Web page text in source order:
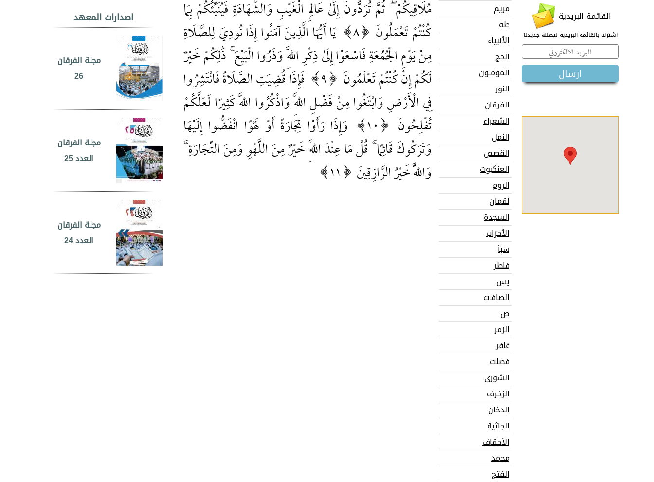
القائمة البريدية
اشترك بالقائمة البريدية ليصلك جديدنا
مريم
طه
الأنبياء
الحج
المؤمنون
النور
الفرقان
الشعراء
النمل
القصص
العنكبوت
الروم
لقمان
السجدة
الأحزاب
سبأ
فاطر
يس
الصافات
ص
الزمر
غافر
فصلت
الشورى
الزخرف
الدخان
الجاثية
الأحقاف
محمد
الفتح
مُلَاقِيكُمْ ۖ ثُمَّ تُرَدُّونَ إِلَىٰ عَالِمِ الْغَيْبِ وَالشَّهَادَةِ فَيُنَبِّئُكُمْ بِمَا
كُنْتُمْ تَعْمَلُونَ
8
يَا أَيُّهَا الَّذِينَ آمَنُوا إِذَا نُودِيَ لِلصَّلَاةِ
مِنْ يَوْمِ الْجُمُعَةِ فَاسْعَوْا إِلَىٰ ذِكْرِ اللَّهِ وَذَرُوا الْبَيْعَ ۚ ذَٰلِكُمْ خَيْرٌ
لَكُمْ إِنْ كُنْتُمْ تَعْلَمُونَ
9
فَإِذَا قُضِيَتِ الصَّلَاةُ فَانْتَشِرُوا
فِي الْأَرْضِ وَابْتَغُوا مِنْ فَضْلِ اللَّهِ وَاذْكُرُوا اللَّهَ كَثِيرًا لَعَلَّكُمْ
تُفْلِحُونَ
10
وَإِذَا رَأَوْا تِجَارَةً أَوْ لَهْوًا انْفَضُّوا إِلَيْهَا
وَتَرَكُوكَ قَائِمًا ۚ قُلْ مَا عِنْدَ اللَّهِ خَيْرٌ مِنَ اللَّهْوِ وَمِنَ التِّجَارَةِ ۚ
وَاللَّهُ خَيْرُ الرَّازِقِينَ
11
اصدارات المعهد
مجلة الفرقان
26
مجلة الفرقان
العدد 25
مجلة الفرقان
العدد 24